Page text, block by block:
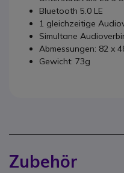
Bluetooth 5.0 LE
1 gleichzeitige
Simultane
Abmessungen: 82 x
Gewicht: 73g
Zubehör